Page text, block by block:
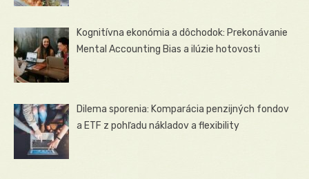
Kognitívna ekonómia a dôchodok: Prekonávanie
Mental Accounting Bias a ilúzie hotovosti
Dilema sporenia: Komparácia penzijných fondov
a ETF z pohľadu nákladov a flexibility